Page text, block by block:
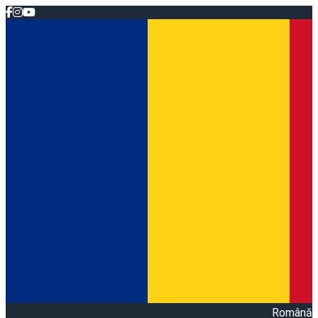
Română